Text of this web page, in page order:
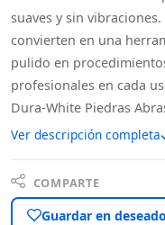
suaves y sin
convierten en una
pulido en
profesionales en cada
Dura-White Piedras
Ver descripción completa
COMPARTE
Guardar en